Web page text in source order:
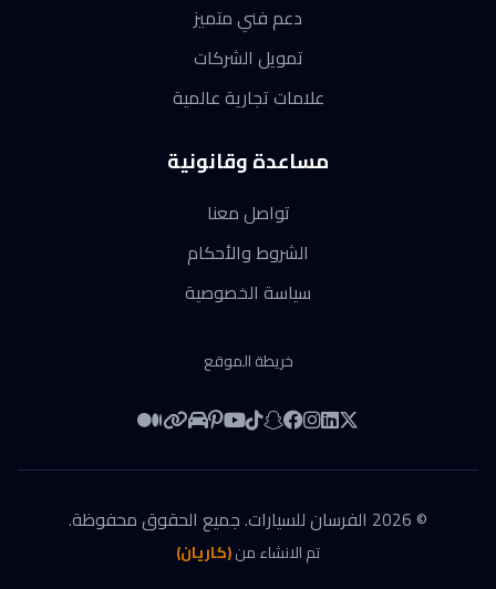
دعم فني متميز
تمويل الشركات
علامات تجارية عالمية
مساعدة وقانونية
تواصل معنا
الشروط والأحكام
سياسة الخصوصية
خريطة الموقع
©
2026 الفرسان للسيارات. جميع الحقوق محفوظة.
تم الانشاء من(كاريان)